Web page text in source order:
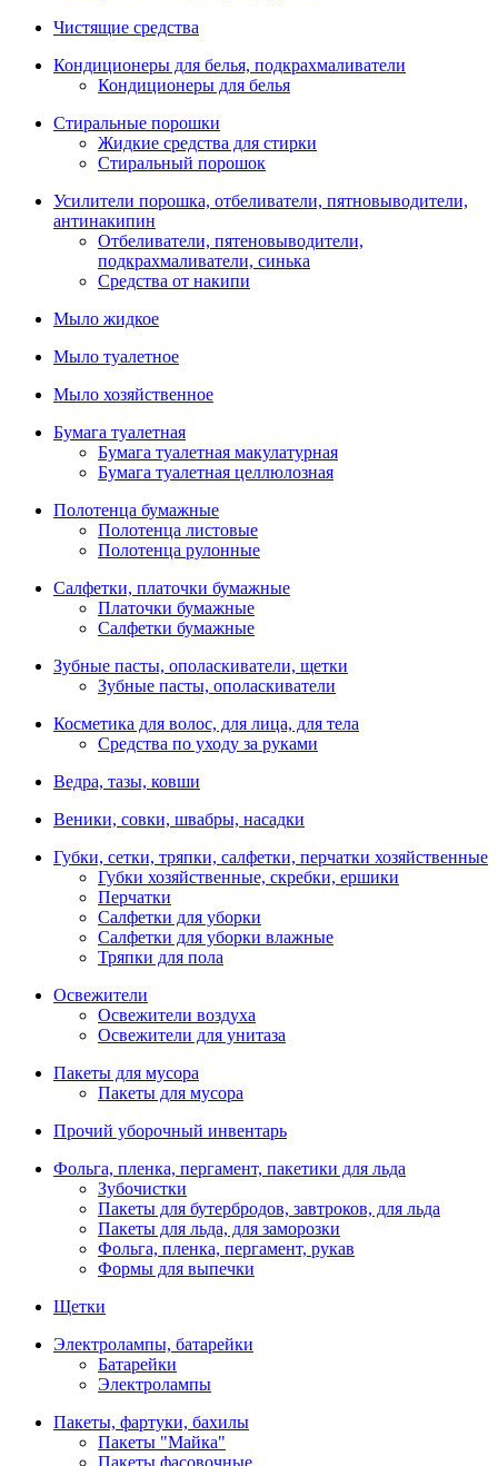
Чистящие средства
Кондиционеры для белья, подкрахмаливатели
Кондиционеры для белья
Стиральные порошки
Жидкие средства для стирки
Стиральный порошок
Усилители порошка, отбеливатели, пятновыводители,
антинакипин
Отбеливатели, пятеновыводители,
подкрахмаливатели, синька
Средства от накипи
Мыло жидкое
Мыло туалетное
Мыло хозяйственное
Бумага туалетная
Бумага туалетная макулатурная
Бумага туалетная целлюлозная
Полотенца бумажные
Полотенца листовые
Полотенца рулонные
Салфетки, платочки бумажные
Платочки бумажные
Салфетки бумажные
Зубные пасты, ополаскиватели, щетки
Зубные пасты, ополаскиватели
Косметика для волос, для лица, для тела
Средства по уходу за руками
Ведра, тазы, ковши
Веники, совки, швабры, насадки
Губки, сетки, тряпки, салфетки, перчатки хозяйственные
Губки хозяйственные, скребки, ершики
Перчатки
Салфетки для уборки
Салфетки для уборки влажные
Тряпки для пола
Освежители
Освежители воздуха
Освежители для унитаза
Пакеты для мусора
Пакеты для мусора
Прочий уборочный инвентарь
Фольга, пленка, пергамент, пакетики для льда
Зубочистки
Пакеты для бутербродов, завтроков, для льда
Пакеты для льда, для заморозки
Фольга, пленка, пергамент, рукав
Формы для выпечки
Щетки
Электролампы, батарейки
Батарейки
Электролампы
Пакеты, фартуки, бахилы
Пакеты "Майка"
Пакеты фасовочные